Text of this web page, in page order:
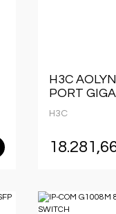
H3C
PORT
UPLINK
H3C